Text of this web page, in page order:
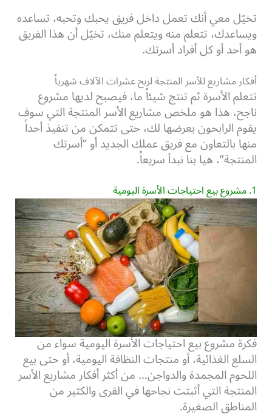
تخيّل معي أنك تعمل داخل فريق يحبك وتحبه، تساعده
ويساعدك، تتعلم منه ويتعلم منك، تخيّل أن هذا الفريق
هو أحد أو كل أفراد أسرتك.
أفكار مشاريع للأسر المنتجة لربح عشرات الآلاف شهرياً
تتعلم الأسرة ثم تنتج شيئاً ما، فيصبح لديها مشروع
ناجح، هذا هو ملخص مشاريع الأسر المنتجة التي سوف
يقوم الرابحون بعرضها لك، حتى تتمكن من تنفيذ أحداً
منها بالتعاون مع فريق عملك الجديد أو “أسرتك
المنتجة”، هيا بنا نبدأ سريعاً.
1. مشروع بيع احتياجات الأسرة اليومية
فكرة مشروع بيع احتياجات الأسرة اليومية سواء من
السلع الغذائية، أو منتجات النظافة اليومية، أو حتى بيع
اللحوم المجمدة والدواجن… من أكثر أفكار مشاريع الأسر
المنتجة التي أثبتت نجاحها في القرى والكثير من
المناطق الصغيرة.